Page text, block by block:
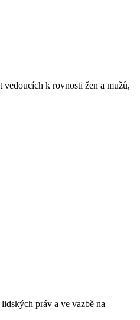
k rovnosti žen a mužů,
práv a ve vazbě na